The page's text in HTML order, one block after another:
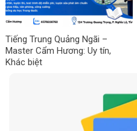
Tiếng Trung Quảng Ngãi –
Master Cẩm Hương: Uy tín,
Khác biệt